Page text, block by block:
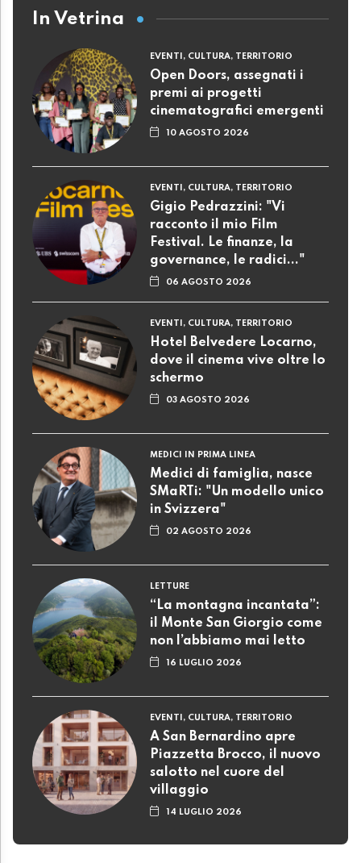
In Vetrina
EVENTI, CULTURA, TERRITORIO
Open Doors, assegnati i
premi ai progetti
cinematografici emergenti
10 AGOSTO 2026
EVENTI, CULTURA, TERRITORIO
Gigio Pedrazzini: "Vi
racconto il mio Film
Festival. Le finanze, la
governance, le radici..."
06 AGOSTO 2026
EVENTI, CULTURA, TERRITORIO
Hotel Belvedere Locarno,
dove il cinema vive oltre lo
schermo
03 AGOSTO 2026
MEDICI IN PRIMA LINEA
Medici di famiglia, nasce
SMaRTi: "Un modello unico
in Svizzera"
02 AGOSTO 2026
LETTURE
“La montagna incantata”:
il Monte San Giorgio come
non l’abbiamo mai letto
16 LUGLIO 2026
EVENTI, CULTURA, TERRITORIO
A San Bernardino apre
Piazzetta Brocco, il nuovo
salotto nel cuore del
villaggio
14 LUGLIO 2026